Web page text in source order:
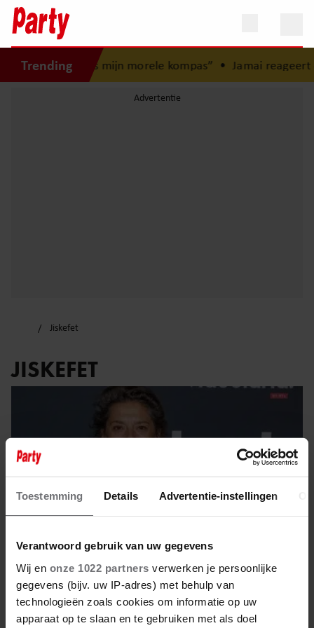
Toestemming Details Advertentie-instellingen
Verantwoord gebruik van uw gegevens
Wij en onze 1022 partners verwerken je persoonlijke
gegevens (bijv. uw IP-adres) met behulp van
technologieën zoals cookies om informatie op uw
apparaat op te slaan en te gebruiken met als doel
Trending
“Mijn zus is mijn morele kompas”•Jamai reageert
Jiskefet
JISKEFET
23 november 2025